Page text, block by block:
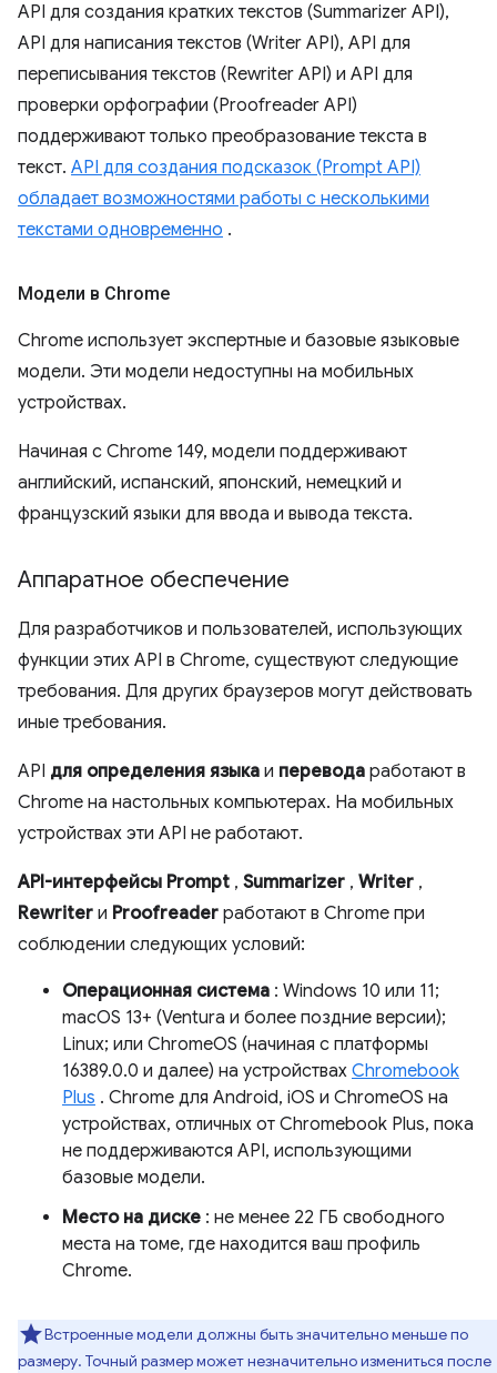
API для создания кратких текстов (Summarizer API),
API для написания текстов (Writer API), API для
переписывания текстов (Rewriter API) и API для
проверки орфографии (Proofreader API)
поддерживают только преобразование текста в
текст. API для создания подсказок (Prompt API)
обладает возможностями работы с несколькими
текстами одновременно .
Модели в Chrome
Chrome использует экспертные и базовые языковые
модели. Эти модели недоступны на мобильных
устройствах.
Начиная с Chrome 149, модели поддерживают
английский, испанский, японский, немецкий и
французский языки для ввода и вывода текста.
Аппаратное обеспечение
Для разработчиков и пользователей, использующих
функции этих API в Chrome, существуют следующие
требования. Для других браузеров могут действовать
иные требования.
API для определения языка и перевода работают в
Chrome на настольных компьютерах. На мобильных
устройствах эти API не работают.
API-интерфейсы Prompt , Summarizer , Writer ,
Rewriter и Proofreader работают в Chrome при
соблюдении следующих условий:
Операционная система : Windows 10 или 11;
macOS 13+ (Ventura и более поздние версии);
Linux; или ChromeOS (начиная с платформы
16389.0.0 и далее) на устройствах Chromebook
Plus . Chrome для Android, iOS и ChromeOS на
устройствах, отличных от Chromebook Plus, пока
не поддерживаются API, использующими
базовые модели.
Место на диске : не менее 22 ГБ свободного
места на томе, где находится ваш профиль
Chrome.
Встроенные модели должны быть значительно меньше по
размеру. Точный размер может незначительно измениться после